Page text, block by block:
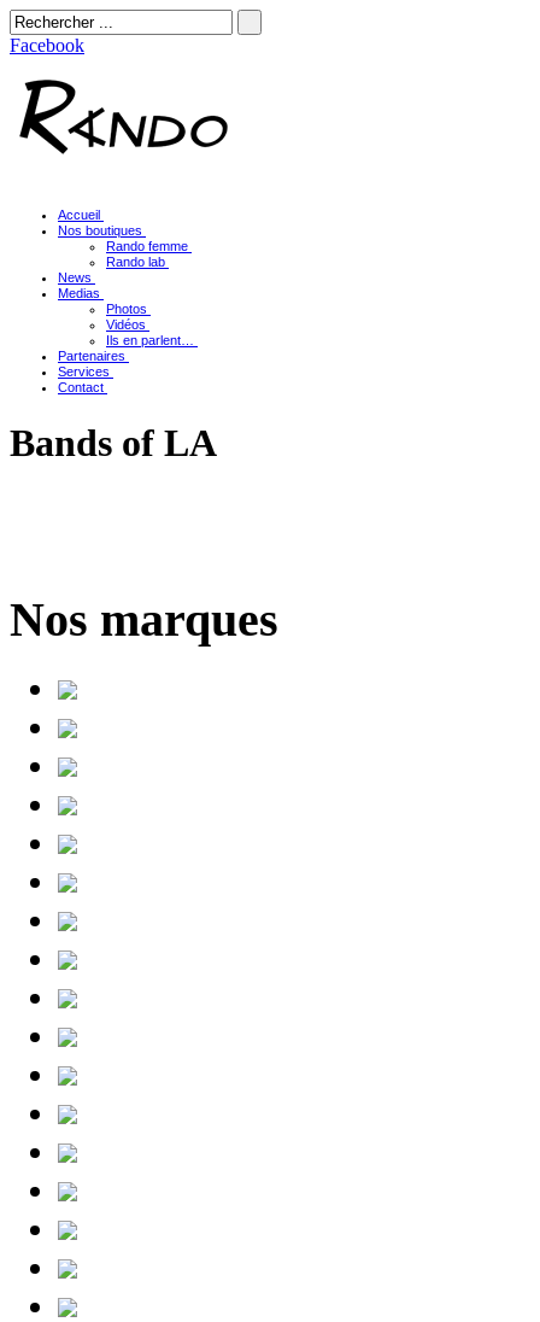
Facebook
Accueil
Nos boutiques
Rando femme
Rando lab
News
Medias
Photos
Vidéos
Ils en parlent…
Partenaires
Services
Contact
Bands of LA
Nos marques